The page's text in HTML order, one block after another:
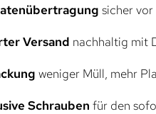
sicher
Versand nachhaltig mit
weniger Müll, mehr
Schrauben für den